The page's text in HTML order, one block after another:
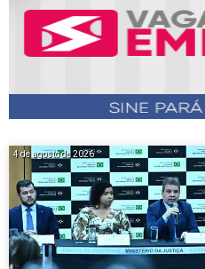
4 de agosto de 2026